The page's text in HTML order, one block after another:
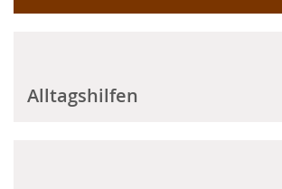
Alltagshilfen